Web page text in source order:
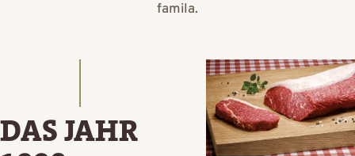
famila.
DAS JAHR